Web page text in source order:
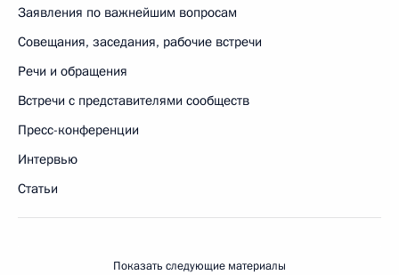
Заявления по важнейшим вопросам
Совещания, заседания, рабочие встречи
Речи и обращения
Встречи с представителями сообществ
Пресс-конференции
Интервью
Статьи
Показать следующие материалы